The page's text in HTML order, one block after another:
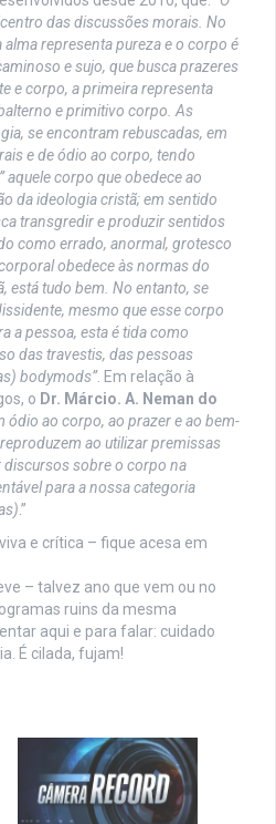
das discussões morais. No
representa pureza e o corpo é
e sujo, que busca prazeres
e corpo, a primeira representa
e primitivo corpo. As
se encontram rebuscadas, em
e de ódio ao corpo, tendo
corpo que obedece ao
da ideologia cristã; em sentido
transgredir e produzir sentidos
como errado, anormal, grotesco
obedece às normas do
está tudo bem. No entanto, se
mesmo que esse corpo
a pessoa, esta é tida como
das travestis, das pessoas
bodymods”. Em relação à
o Dr. Márcio. A. Neman do
ódio ao corpo, ao prazer e ao bem-
ao utilizar premissas
sobre o corpo na
para a nossa categoria
.”
e crítica – fique acesa em
– talvez ano que vem ou no
ruins da mesma
aqui e para falar: cuidado
É cilada, fujam!